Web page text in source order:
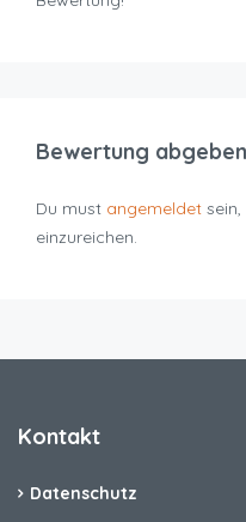
Bewertung abgeben
Du must angemeldet
einzureichen.
Kontakt
Datenschutz